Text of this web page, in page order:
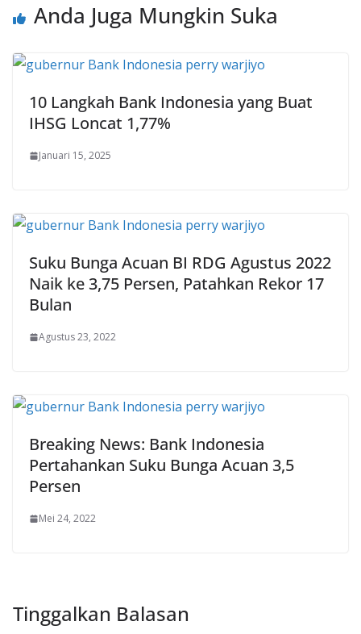
Anda Juga Mungkin Suka
10 Langkah Bank Indonesia yang Buat
IHSG Loncat 1,77%
Januari 15, 2025
Suku Bunga Acuan BI RDG Agustus 2022
Naik ke 3,75 Persen, Patahkan Rekor 17
Bulan
Agustus 23, 2022
Breaking News: Bank Indonesia
Pertahankan Suku Bunga Acuan 3,5
Persen
Mei 24, 2022
Tinggalkan Balasan